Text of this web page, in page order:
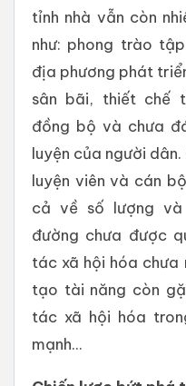
tỉnh nhà vẫn còn
như: phong trào
địa phương phát
sân bãi, thiết chế
đồng bộ và chưa
luyện của người
luyện viên và cán
cả về số lượng
đường chưa được
tác xã hội hóa chưa
tạo tài năng còn
tác xã hội hóa
mạnh...